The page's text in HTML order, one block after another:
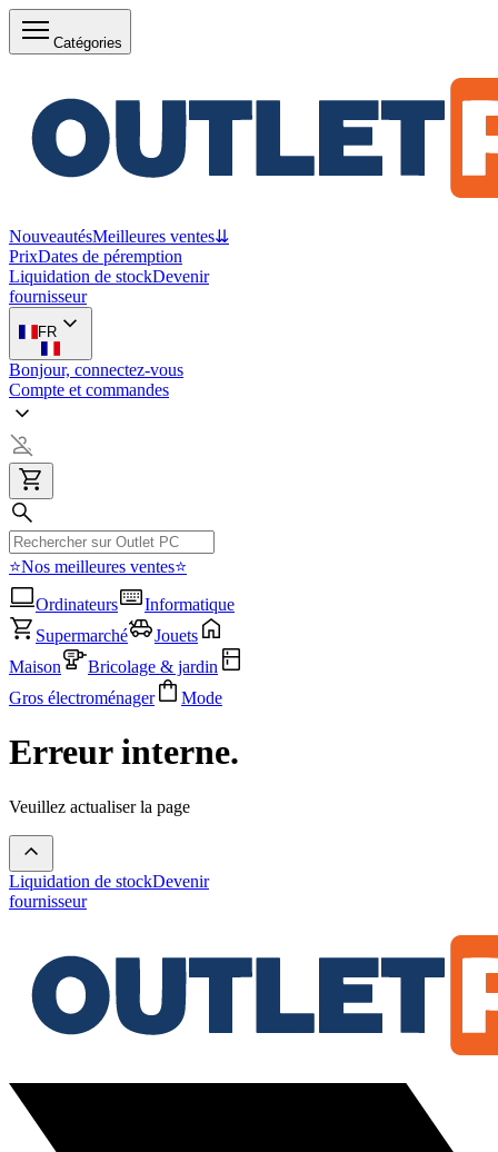
Catégories
NouveautésMeilleures ventes⇊
PrixDates de péremption
Liquidation de stockDevenir
fournisseur
FR
Bonjour, connectez-vous
Compte et commandes
⭐Nos meilleures ventes⭐
Ordinateurs
Informatique
Supermarché
Jouets
Maison
Bricolage & jardin
Gros électroménager
Mode
Erreur interne.
Veuillez actualiser la page
Liquidation de stockDevenir
fournisseur